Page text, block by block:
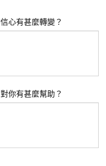
心有甚麼轉變？
你有甚麼幫助？